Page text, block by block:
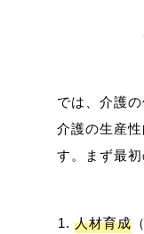
では、介護
介護の生産
人材育成